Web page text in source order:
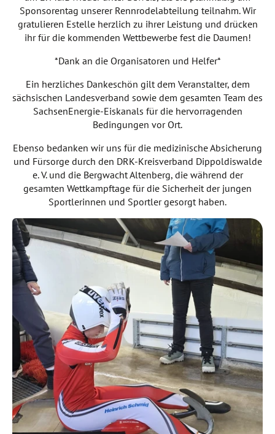
Sponsorentag unserer Rennrodelabteilung teilnahm. Wir
gratulieren Estelle herzlich zu ihrer Leistung und drücken
ihr für die kommenden Wettbewerbe fest die Daumen!
*Dank an die Organisatoren und Helfer*
Ein herzliches Dankeschön gilt dem Veranstalter, dem
sächsischen Landesverband sowie dem gesamten Team des
SachsenEnergie-Eiskanals für die hervorragenden
Bedingungen vor Ort.
Ebenso bedanken wir uns für die medizinische Absicherung
und Fürsorge durch den DRK-Kreisverband Dippoldiswalde
e. V. und die Bergwacht Altenberg, die während der
gesamten Wettkampftage für die Sicherheit der jungen
Sportlerinnen und Sportler gesorgt haben.